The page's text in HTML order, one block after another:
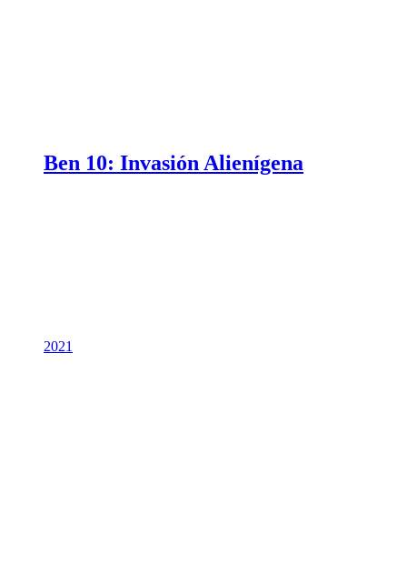
Ben 10: Invasión Alienígena
2021